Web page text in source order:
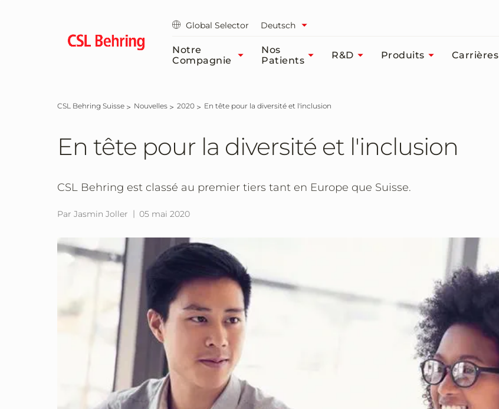
Global Selector Deutsch
Notre
Compagnie
Nos
Patients
R&D Produits Carrières
CSL Behring Suisse Nouvelles 2020 En tête pour la diversité et l'inclusion
En tête pour la diversité et l'inclusion
CSL Behring est classé au premier tiers tant en Europe que Suisse.
Par Jasmin Joller 05 mai 2020